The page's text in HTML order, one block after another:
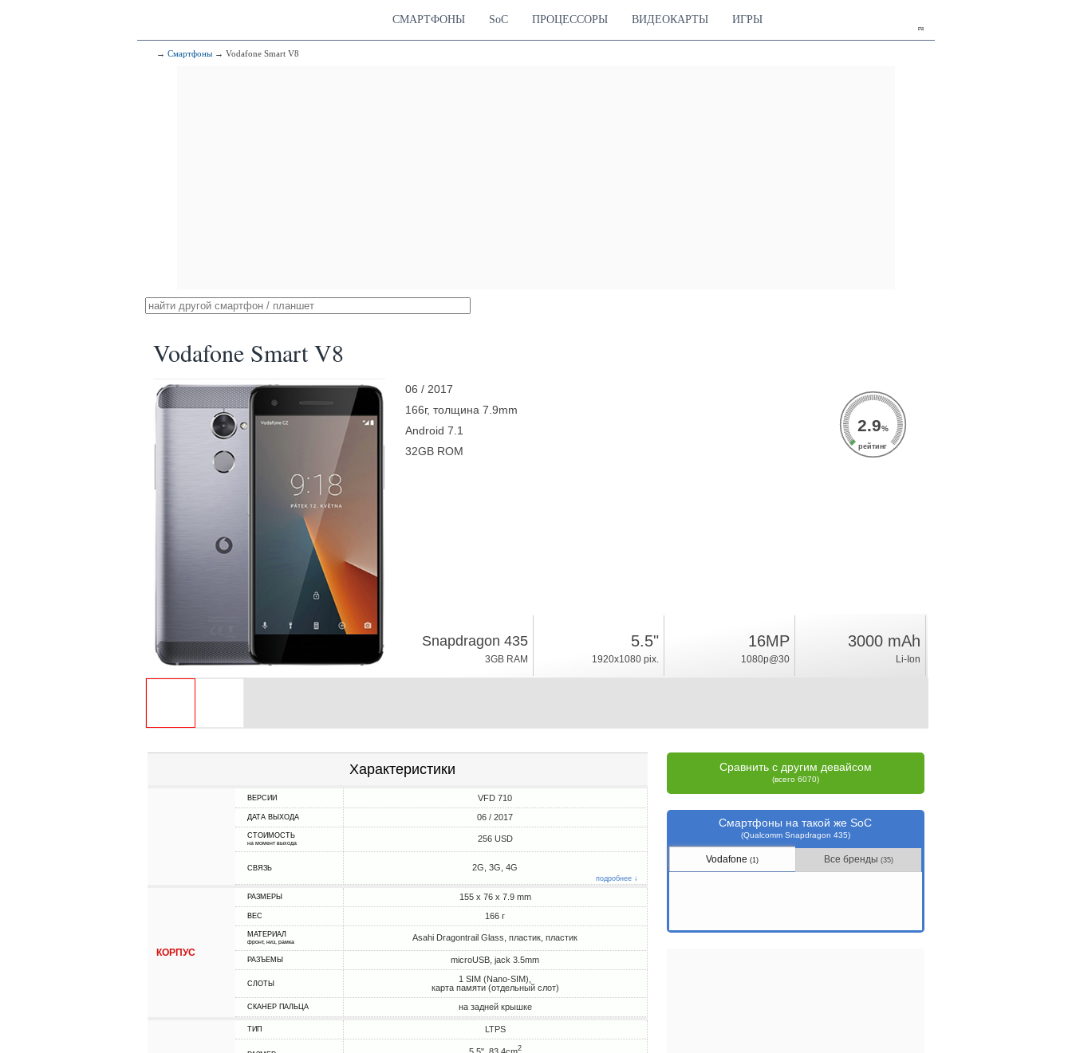
ru
СМАРТФОНЫ SoC ПРОЦЕССОРЫ ВИДЕОКАРТЫ ИГРЫ
→ Смартфоны → Vodafone Smart V8
Vodafone Smart V8
06 / 2017
166г, толщина 7.9mm
Android 7.1
32GB ROM
2.9%
рейтинг
Snapdragon 435
3GB RAM
5.5"
1920x1080 pix.
16MP
1080p@30
3000 mAh
Li-Ion
Характеристики
ВЕРСИИ VFD 710
ДАТА ВЫХОДА 06 / 2017
СТОИМОСТЬ
на момент выхода 256 USD
СВЯЗЬ 2G, 3G, 4G
подробнее ↓
КОРПУС
РАЗМЕРЫ 155 x 76 x 7.9 mm
ВЕС 166 г
МАТЕРИАЛ
фронт, низ, рамка Asahi Dragontrail Glass, пластик, пластик
РАЗЪЕМЫ microUSB, jack 3.5mm
СЛОТЫ
1 SIM (Nano-SIM),
карта памяти (отдельный слот)
СКАНЕР ПАЛЬЦА на задней крышке
ТИП LTPS
2
Сравнить с другим девайсом
(всего 6070)
Смартфоны на такой же SoC
(Qualcomm Snapdragon 435)
Vodafone(1) Все бренды (35)